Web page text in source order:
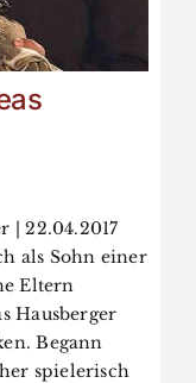
| 22.04.2017
als Sohn einer
Eltern
Hausberger
Begann
spielerisch